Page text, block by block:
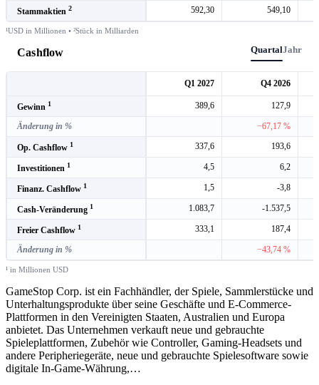
Stammaktien 2 592,30 549,10
¹USD in Millionen • ²Stück in Milliarden
Cashflow QuartalJahr
Q1 2027 Q4 2026
Gewinn 1 389,6 127,9
Änderung in % −67,17 %
Op. Cashflow 1 337,6 193,6
Investitionen 1 4,5 6,2
Finanz. Cashflow 1 1,5 -3,8
Cash-Veränderung 1 1.083,7 -1.537,5
Freier Cashflow 1 333,1 187,4
Änderung in % −43,74 %
¹ in Millionen USD
GameStop Corp. ist ein Fachhändler, der Spiele, Sammlerstücke und
Unterhaltungsprodukte über seine Geschäfte und E-Commerce-
Plattformen in den Vereinigten Staaten, Australien und Europa
anbietet. Das Unternehmen verkauft neue und gebrauchte
Spieleplattformen, Zubehör wie Controller, Gaming-Headsets und
andere Peripheriegeräte, neue und gebrauchte Spielesoftware sowie
digitale In-Game-Währung,…